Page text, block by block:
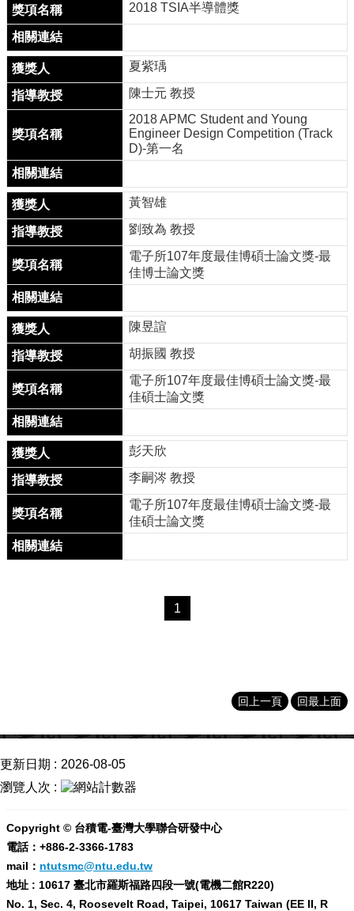
產
學
合
作
學
方
榮
譽
成
就
活
動
訊
息
線
上
博
覽
會
聯
繫
我
們
半
導
體
2018 TSIA半導體獎
夏紫瑀
陳士元 教授
2018 APMC Student and Young
Engineer Design Competition (Track
D)-第一名
黃智雄
劉致為 教授
電子所107年度最佳博碩士論文獎-最
佳博士論文獎
陳昱諠
胡振國 教授
電子所107年度最佳博碩士論文獎-最
佳碩士論文獎
彭天欣
李嗣涔 教授
電子所107年度最佳博碩士論文獎-最
佳碩士論文獎
1
回上一頁 回最上面
更新日期
2026-08-05
瀏覽人次
Copyright © 台積電-臺灣大學聯合研發中心
電話：+886-2-3366-1783
mail： ntutsmc@ntu.edu.tw
地址 : 10617 臺北市羅斯福路四段一號(電機二館R220)
No. 1, Sec. 4, Roosevelt Road, Taipei, 10617 Taiwan (EE II, R